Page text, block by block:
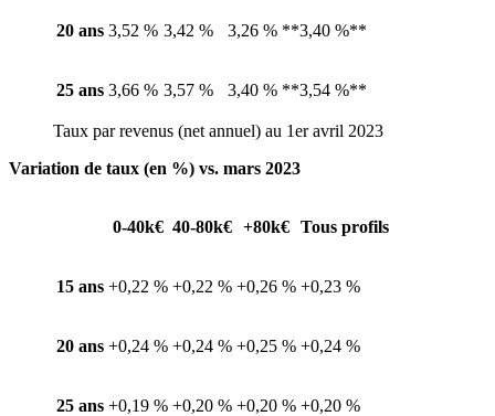
20 ans 3,52 % 3,42 % 3,26 % **3,40 %**
25 ans 3,66 % 3,57 % 3,40 % **3,54 %**
Taux par revenus (net annuel) au 1er avril 2023
Variation de taux (en %) vs. mars 2023
0-40k€ 40-80k€ +80k€ Tous profils
15 ans +0,22 % +0,22 % +0,26 % +0,23 %
20 ans +0,24 % +0,24 % +0,25 % +0,24 %
25 ans +0,19 % +0,20 % +0,20 % +0,20 %